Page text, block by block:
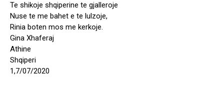
Te shikoje shqiperine te gjalleroje
Nuse te me bahet e te lulzoje,
Rinia boten mos me kerkoje.
Gina Xhaferaj
Athine
Shqiperi
1,7/07/2020